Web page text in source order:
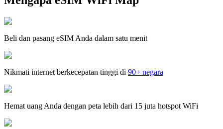
Beli dan pasang eSIM Anda dalam satu menit
Nikmati internet berkecepatan tinggi di 90+ negara
Hemat uang Anda dengan peta lebih dari 15 juta hotspot WiFi